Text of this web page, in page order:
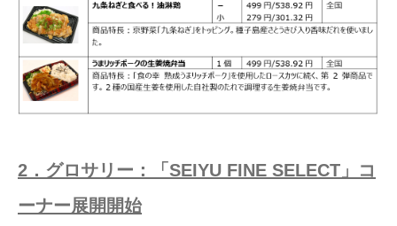
2．グロサリー：「SEIYU FINE SELECT」コ
ーナー展開開始